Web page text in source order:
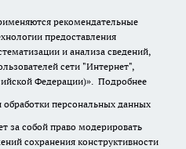
рекомендательные
предоставления
и анализа сведений,
сети "Интернет",
Федерации)». Подробнее
персональных данных
за собой право модерировать
сохранения конструктивности